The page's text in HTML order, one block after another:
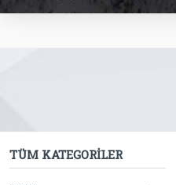
TÜM KATEGORILER